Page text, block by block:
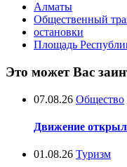
Алматы
Общественный
остановки
Площадь
Это может Вас
07.08.26 Общество
Движение
01.08.26 Туризм